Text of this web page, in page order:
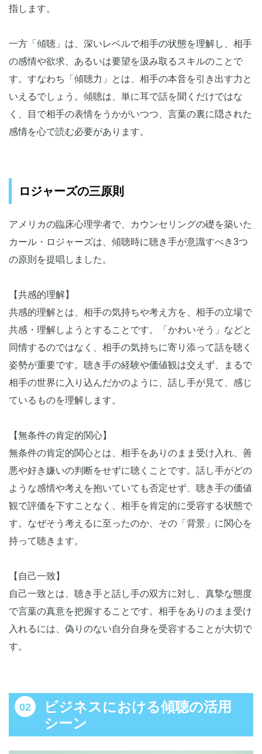
指します。
一方「傾聴」は、深いレベルで相手の状態を理解し、相手
の感情や欲求、あるいは要望を汲み取るスキルのことで
す。すなわち「傾聴力」とは、相手の本音を引き出す力と
いえるでしょう。傾聴は、単に耳で話を聞くだけではな
く、目で相手の表情をうかがいつつ、言葉の裏に隠された
感情を心で読む必要があります。
ロジャーズの三原則
アメリカの臨床心理学者で、カウンセリングの礎を築いた
カール・ロジャーズは、傾聴時に聴き手が意識すべき3つ
の原則を提唱しました。
【共感的理解】
共感的理解とは、相手の気持ちや考え方を、相手の立場で
共感・理解しようとすることです。「かわいそう」などと
同情するのではなく、相手の気持ちに寄り添って話を聴く
姿勢が重要です。聴き手の経験や価値観は交えず、まるで
相手の世界に入り込んだかのように、話し手が見て、感じ
ているものを理解します。
【無条件の肯定的関心】
無条件の肯定的関心とは、相手をありのまま受け入れ、善
悪や好き嫌いの判断をせずに聴くことです。話し手がどの
ような感情や考えを抱いていても否定せず、聴き手の価値
観で評価を下すことなく、相手を肯定的に受容する状態で
す。なぜそう考えるに至ったのか、その「背景」に関心を
持って聴きます。
【自己一致】
自己一致とは、聴き手と話し手の双方に対し、真摯な態度
で言葉の真意を把握することです。相手をありのまま受け
入れるには、偽りのない自分自身を受容することが大切で
す。
ビジネスにおける傾聴の活用
シーン